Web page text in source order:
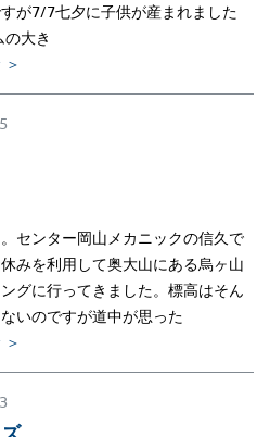
が7/7七夕に子供が産まれました
大き
センター岡山メカニックの信久で
みを利用して奥大山にある烏ヶ山
グに行ってきました。標高はそん
いのですが道中が思った